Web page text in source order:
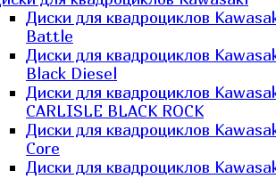
Диски для квадроциклов
Battle
Диски для квадроциклов
Black Diesel
Диски для квадроциклов
CARLISLE BLACK ROCK
Диски для квадроциклов
Core
Диски для квадроциклов